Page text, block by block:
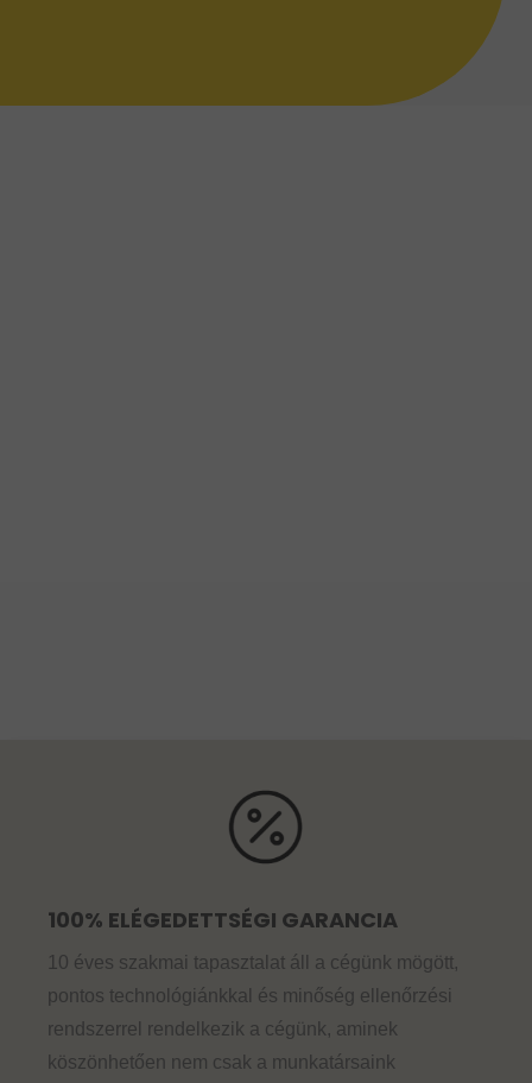
100% ELÉGEDETTSÉGI GARANCIA
10 éves szakmai tapasztalat áll a cégünk mögött,
pontos technológiánkkal és minőség ellenőrzési
rendszerrel rendelkezik a cégünk, aminek
köszönhetően nem csak a munkatársaink